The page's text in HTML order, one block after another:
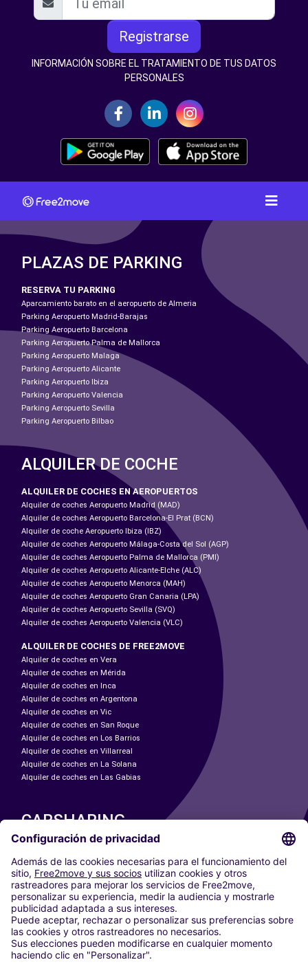
Registrarse
INFORMACIÓN SOBRE EL TRATAMIENTO DE TUS DATOS
PERSONALES
PLAZAS DE PARKING
RESERVA TU PARKING
Aparcamiento barato en el aeropuerto de Almeria
Parking Aeropuerto Madrid-Barajas
Parking Aeropuerto Barcelona
Parking Aeropuerto Palma de Mallorca
Parking Aeropuerto Malaga
Parking Aeropuerto Alicante
Parking Aeropuerto Ibiza
Parking Aeropuerto Valencia
Parking Aeropuerto Sevilla
Parking Aeropuerto Bilbao
ALQUILER DE COCHE
ALQUILER DE COCHES EN AEROPUERTOS
Alquiler de coches Aeropuerto Madrid (MAD)
Alquiler de coches Aeropuerto Barcelona-El Prat (BCN)
Alquiler de coche Aeropuerto Ibiza (IBZ)
Alquiler de coches Aeropuerto Málaga-Costa del Sol (AGP)
Alquiler de coches Aeropuerto Palma de Mallorca (PMI)
Alquiler de coches Aeropuerto Alicante-Elche (ALC)
Alquiler de coches Aeropuerto Menorca (MAH)
Alquiler de coches Aeropuerto Gran Canaria (LPA)
Alquiler de coches Aeropuerto Sevilla (SVQ)
Alquiler de coches Aeropuerto Valencia (VLC)
ALQUILER DE COCHES DE FREE2MOVE
Alquiler de coches en Vera
Alquiler de coches en Mérida
Alquiler de coches en Inca
Alquiler de coches en Argentona
Alquiler de coches en Vic
Alquiler de coches en San Roque
Alquiler de coches en Los Barrios
Alquiler de coches en Villarreal
Alquiler de coches en La Solana
Alquiler de coches en Las Gabias
CARSHARING
NUESTRAS CIUDADES
Paris
Madrid
Washington DC
Milán
Roma
Turín
Viena
Berlín